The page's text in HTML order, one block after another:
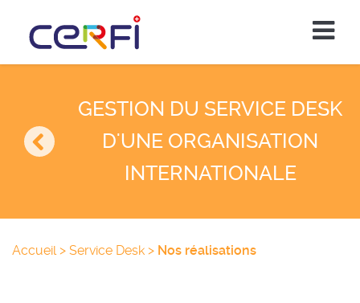
GESTION DU SERVICE DESK
D'UNE ORGANISATION
INTERNATIONALE
Accueil> Service Desk > Nos réalisations